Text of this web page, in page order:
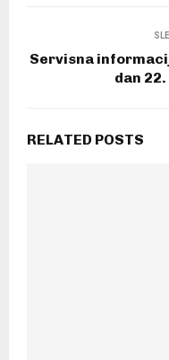
Servisna
dan
RELATED POSTS